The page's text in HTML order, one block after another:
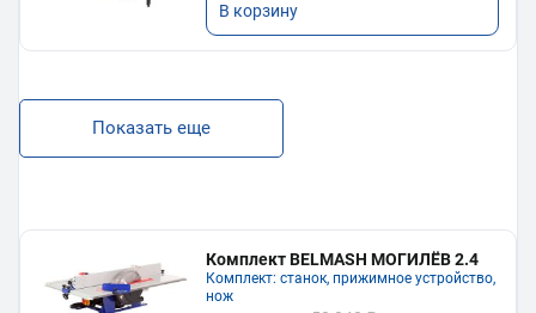
В корзину
Показать еще
Комплект BELMASH МОГИЛЁВ 2.4
Комплект: станок, прижимное устройство,
нож